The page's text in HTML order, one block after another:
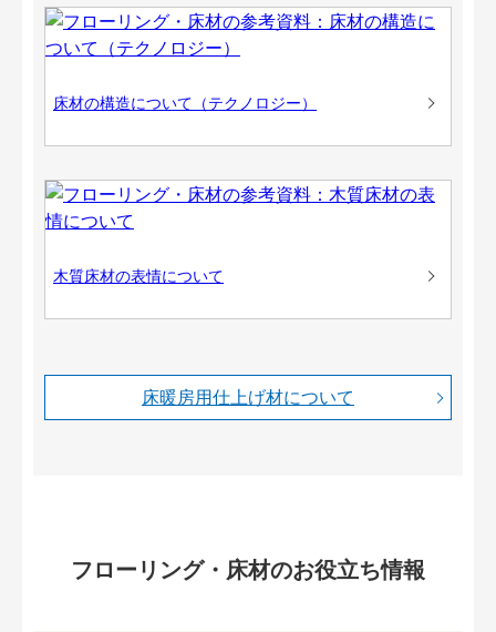
床材の構造について（テクノロジー）
木質床材の表情について
床暖房用仕上げ材について
フローリング・床材のお役立ち情報